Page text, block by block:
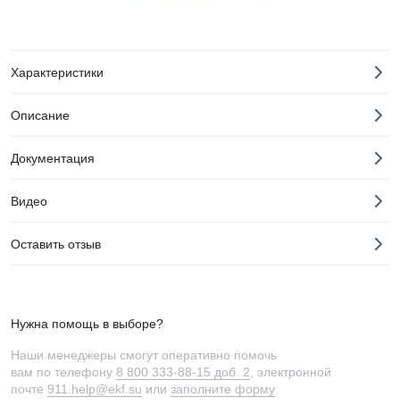
Характеристики
Описание
Документация
Видео
Оставить отзыв
Нужна помощь в выборе?
Наши менеджеры смогут оперативно помочь
вам по телефону 8 800 333-88-15 доб. 2 , электронной
почте 911.help@ekf.su или заполните форму